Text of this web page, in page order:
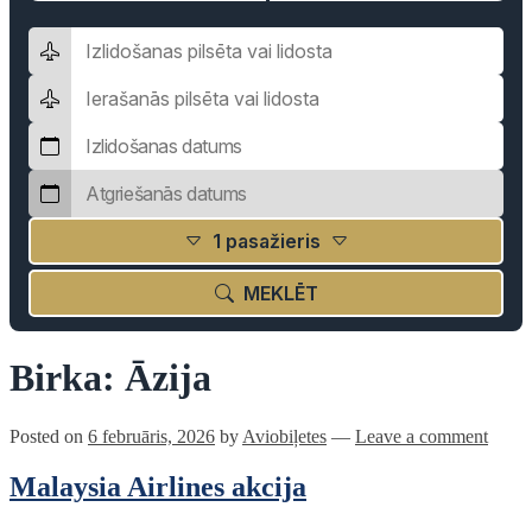
1 pasažieris
MEKLĒT
Birka: Āzija
Posted on 6 februāris, 2026 by Aviobiļetes — Leave a comment
Malaysia Airlines akcija